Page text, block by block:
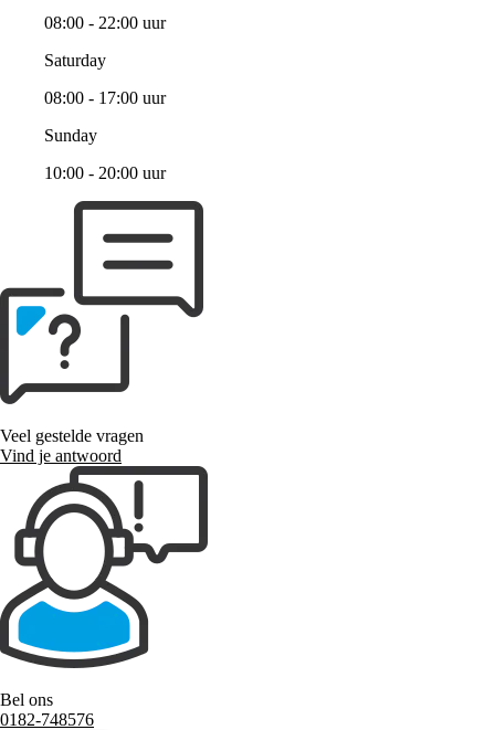
08:00 - 22:00 uur
Saturday
08:00 - 17:00 uur
Sunday
10:00 - 20:00 uur
Veel gestelde vragen
Vind je antwoord
Bel ons
0182-748576